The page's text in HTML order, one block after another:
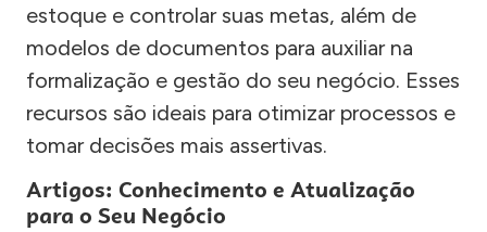
estoque e controlar suas metas, além de
modelos de documentos para auxiliar na
formalização e gestão do seu negócio. Esses
recursos são ideais para otimizar processos e
tomar decisões mais assertivas.
Artigos: Conhecimento e Atualização
para o Seu Negócio